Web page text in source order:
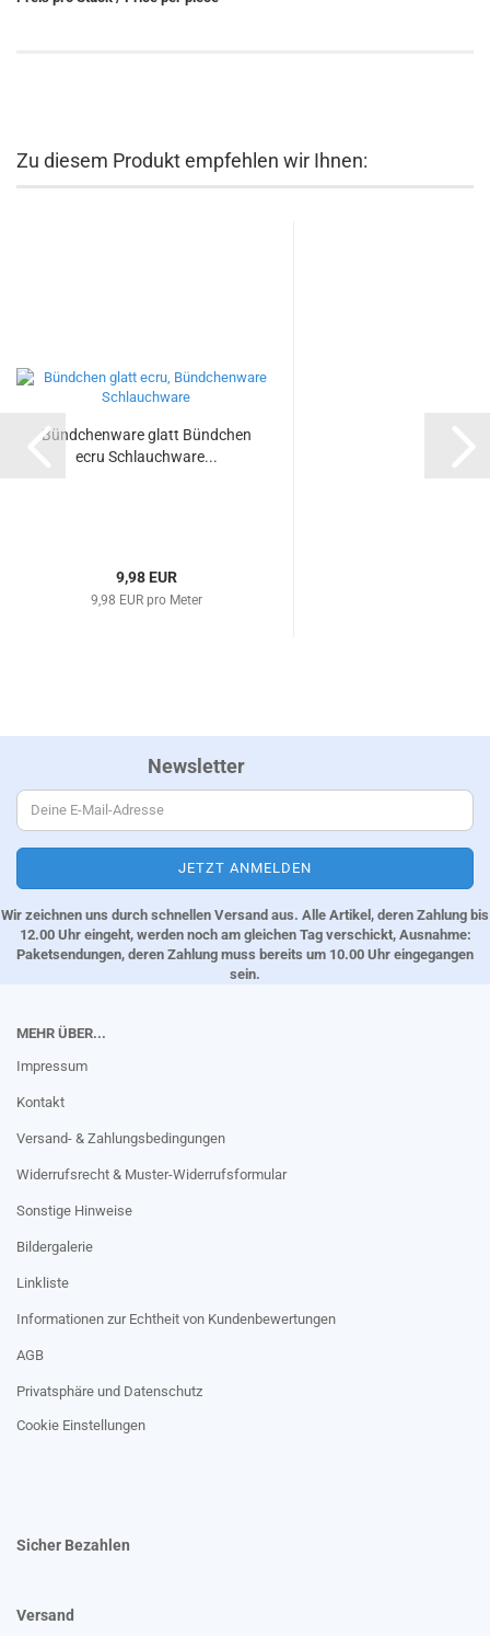
Zu diesem Produkt empfehlen wir Ihnen:
Bündchenware glatt Bündchen
ecru Schlauchware...
9,98 EUR
9,98 EUR pro Meter
Newsletter
Wir zeichnen uns durch schnellen Versand aus. Alle Artikel, deren Zahlung bis
12.00 Uhr eingeht, werden noch am gleichen Tag verschickt, Ausnahme:
Paketsendungen, deren Zahlung muss bereits um 10.00 Uhr eingegangen
sein.
MEHR ÜBER...
Impressum
Kontakt
Versand- & Zahlungsbedingungen
Widerrufsrecht & Muster-Widerrufsformular
Sonstige Hinweise
Bildergalerie
Linkliste
Informationen zur Echtheit von Kundenbewertungen
AGB
Privatsphäre und Datenschutz
Cookie Einstellungen
Sicher Bezahlen
Versand